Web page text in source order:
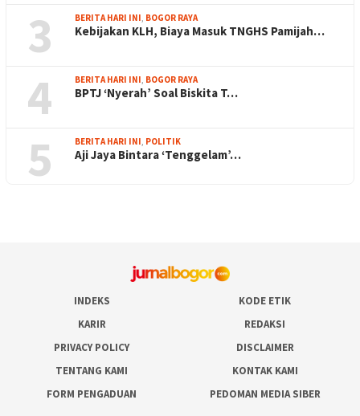
3 BERITA HARI INI BOGOR RAYA
Kebijakan KLH, Biaya Masuk TNGHS Pamijah…
4 BERITA HARI INI BOGOR RAYA
BPTJ ‘Nyerah’ Soal Biskita T…
5 BERITA HARI INI POLITIK
Aji Jaya Bintara ‘Tenggelam’…
INDEKS
KODE ETIK
KARIR
REDAKSI
PRIVACY POLICY
DISCLAIMER
TENTANG KAMI
KONTAK KAMI
FORM PENGADUAN
PEDOMAN MEDIA SIBER